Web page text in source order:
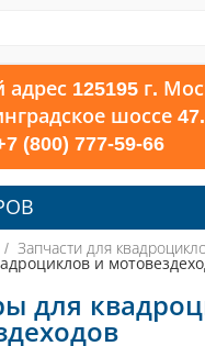
125195 г.
шоссе 47.
(800) 777-59-66
Запчасти для
и
для